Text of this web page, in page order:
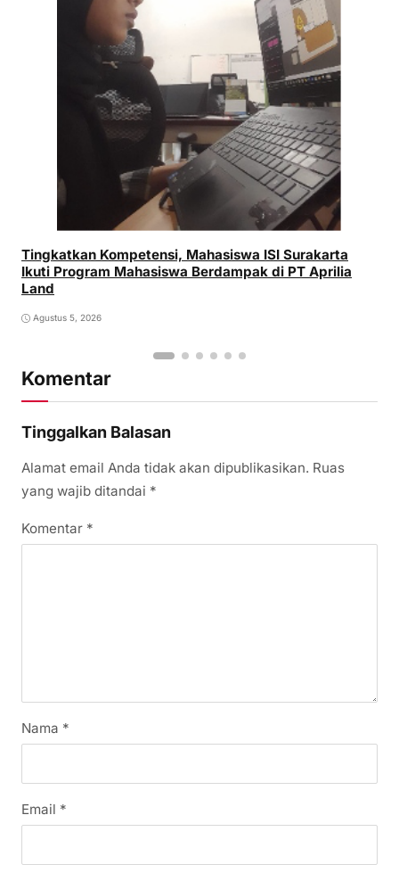
Tingkatkan Kompetensi, Mahasiswa ISI Surakarta
Ikuti Program Mahasiswa Berdampak di PT Aprilia
Land
Agustus 5, 2026
Komentar
Tinggalkan Balasan
Alamat email Anda tidak akan dipublikasikan. Ruas
yang wajib ditandai *
Komentar *
Nama *
Email *